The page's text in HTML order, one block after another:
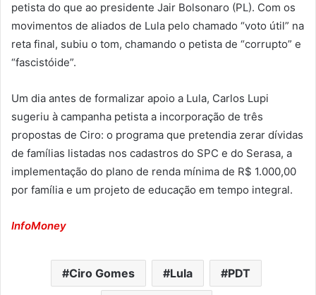
petista do que ao presidente Jair Bolsonaro (PL). Com os
movimentos de aliados de Lula pelo chamado “voto útil” na
reta final, subiu o tom, chamando o petista de “corrupto” e
“fascistóide”.
Um dia antes de formalizar apoio a Lula, Carlos Lupi
sugeriu à campanha petista a incorporação de três
propostas de Ciro: o programa que pretendia zerar dívidas
de famílias listadas nos cadastros do SPC e do Serasa, a
implementação do plano de renda mínima de R$ 1.000,00
por família e um projeto de educação em tempo integral.
InfoMoney
Ciro Gomes Lula PDT